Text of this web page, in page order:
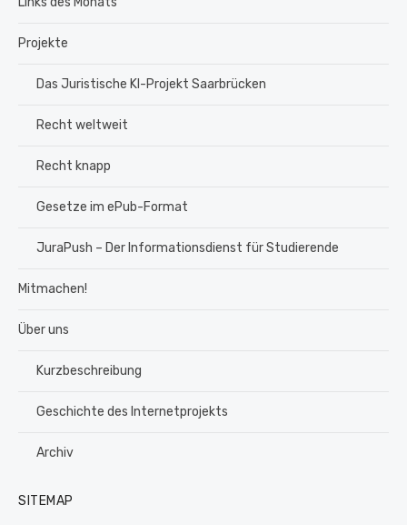
Projekte
Das Juristische KI-Projekt Saarbrücken
Recht weltweit
Recht knapp
Gesetze im ePub-Format
JuraPush – Der Informationsdienst für Studierende
Mitmachen!
Über uns
Kurzbeschreibung
Geschichte des Internetprojekts
Archiv
SITEMAP